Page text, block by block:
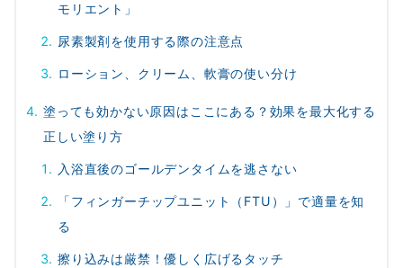
モリエント」
尿素製剤を使用する際の注意点
ローション、クリーム、軟膏の使い分け
塗っても効かない原因はここにある？効果を最大化する
正しい塗り方
入浴直後のゴールデンタイムを逃さない
「フィンガーチップユニット（FTU）」で適量を知
る
擦り込みは厳禁！優しく広げるタッチ